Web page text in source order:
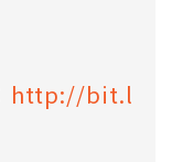
http://bit.l